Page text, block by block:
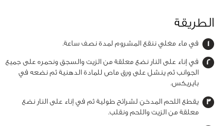
الطريقة
في ماء مغلي ننقع المشروم لمدة نصف ساعة.
في إناء على النار نضع معلقة من الزيت والسجق ونحمره على جميع
الجوانب ثم ينشل على ورق ماص للمادة الدهنية ثم نضعه في
بايريكس.
يقطع اللحم المدخن لشرائح طولية ثم في إناء على النار نضع
معلقة من الزيت واللحم ونقلب.